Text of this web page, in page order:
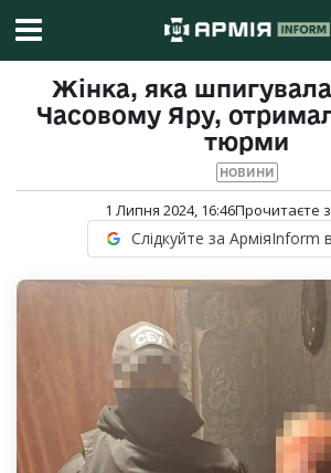
Жінка, яка
Часовому Яру,
тюрми
НОВИНИ
1 Липня 2024, 16:46Прочитаєте
Слідкуйте за АрміяInform